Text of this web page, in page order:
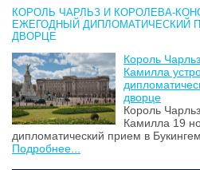
КОРОЛЬ ЧАРЛЬЗ И КОРОЛЕВА-
ЕЖЕГОДНЫЙ ДИПЛОМАТИЧЕСКИЙ
ДВОРЦЕ
Король
Камилла
дворце
Король
Камилла 19
дипломатический прием в
Подробнее...